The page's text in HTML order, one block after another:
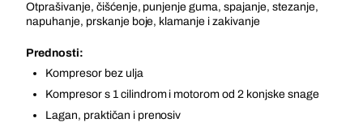
Otprašivanje, čišćenje, punjenje guma, spajanje, stezanje,
napuhanje, prskanje boje, klamanje i zakivanje
Prednosti:
Kompresor bez ulja
Kompresor s 1 cilindrom i motorom od 2 konjske snage
Lagan, praktičan i prenosiv